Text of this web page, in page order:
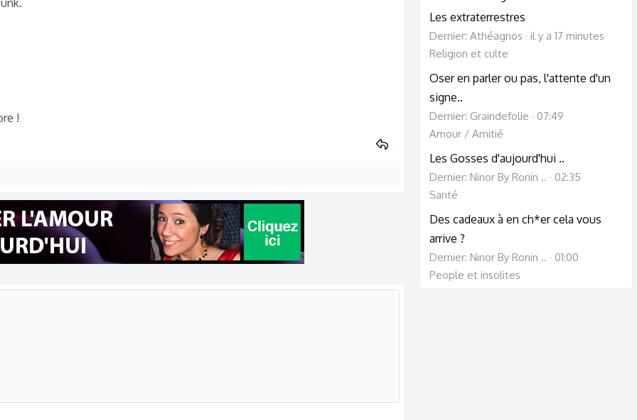
!
Les extraterrestres
Dernier: Athéagnos
il y a 17 minutes
Religion et culte
Oser en parler ou pas, l'attente d'un
signe..
Dernier: Graindefolie
07:49
Amour / Amitié
Les Gosses d'aujourd'hui ..
Dernier: Ninor By Ronin ..
02:35
Santé
Des cadeaux à en ch*er cela vous
arrive ?
Dernier: Ninor By Ronin ..
01:00
People et insolites